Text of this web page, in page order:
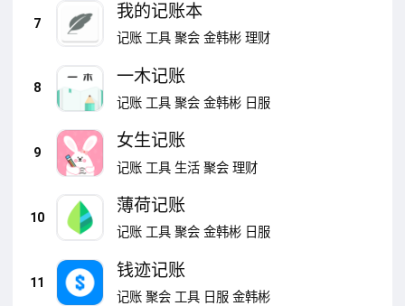
7
我的记账本
记账 工具 聚会 金韩彬 理财
8
一木记账
记账 工具 聚会 金韩彬 日服
9
女生记账
记账 工具 生活 聚会 理财
10
薄荷记账
记账 工具 聚会 金韩彬 日服
11
钱迹记账
记账 聚会 工具 日服 金韩彬